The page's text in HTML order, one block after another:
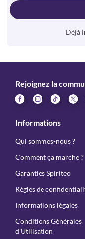
Déjà
Rejoignez la
Informations
Qui sommes-nous ?
Comment ça marche ?
Garanties Spiriteo
Règles de
Informations légales
Conditions Générales
d'Utilisation